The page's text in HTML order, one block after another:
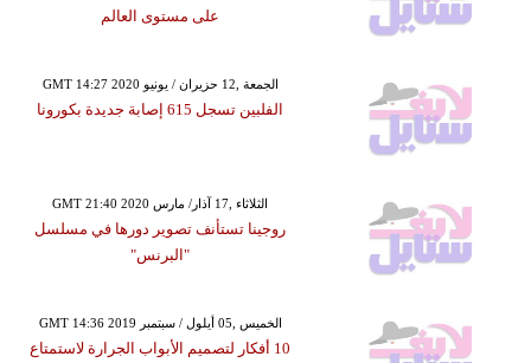
على مستوى العالم
GMT 14:27 2020 الجمعة ,12 حزيران / يونيو
الفلبين تسجل 615 إصابة جديدة بكورونا
GMT 21:40 2020 الثلاثاء ,17 آذار/ مارس
روجينا تستأنف تصوير دورها في مسلسل
"البرنس"
GMT 14:36 2019 الخميس ,05 أيلول / سبتمبر
10 أفكار لتصميم الأبواب الجرارة لاستمتاع